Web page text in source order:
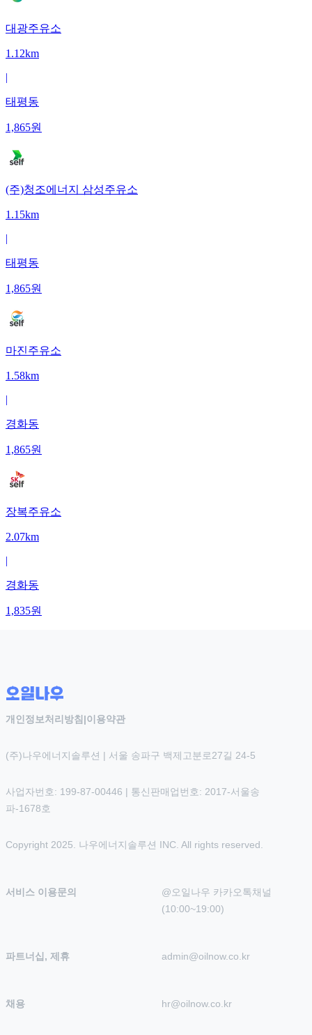
대광주유소
1.12km
|
태평동
1,865원
(주)청조에너지 삼성주유소
1.15km
|
태평동
1,865원
마진주유소
1.58km
|
경화동
1,865원
장복주유소
2.07km
|
경화동
1,835원
개인정보처리방침 |이용약관
(주)나우에너지솔루션 | 서울 송파구 백제고분로27길 24-5
사업자번호: 199-87-00446 | 통신판매업번호: 2017-서울송
파-1678호
Copyright 2025. 나우에너지솔루션 INC. All rights reserved.
서비스 이용문의
@오일나우 카카오톡채널
(10:00~19:00)
파트너십, 제휴 admin@oilnow.co.kr
채용 hr@oilnow.co.kr